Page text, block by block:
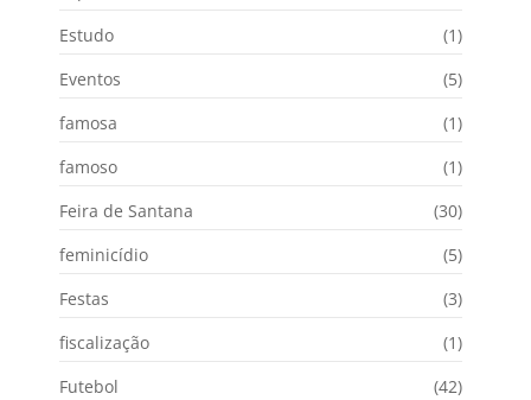
Estudo
(1)
Eventos
(5)
famosa
(1)
famoso
(1)
Feira de Santana
(30)
feminicídio
(5)
Festas
(3)
fiscalização
(1)
Futebol
(42)